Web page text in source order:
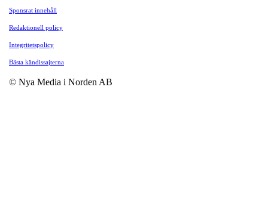
Sponsrat innehåll
Redaktionell policy
Integritetspolicy
Bästa kändissajterna
© Nya Media i Norden AB